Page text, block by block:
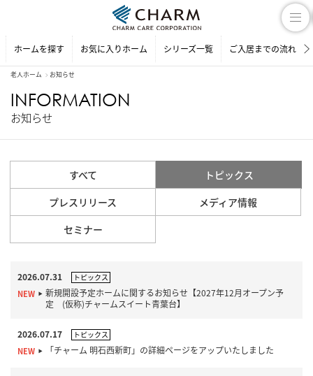
ホームを探す お気に入りホーム シリーズ一覧 ご入居までの流れ
老人ホーム お知らせ
INFORMATION
お知らせ
すべて
トピックス
プレスリリース
メディア情報
セミナー
2026.07.31 トピックス
新規開設予定ホームに関するお知らせ【2027年12月オープン予
定 (仮称)チャームスイート青葉台】
2026.07.17 トピックス
「チャーム 明石西新町」の詳細ページをアップいたしました